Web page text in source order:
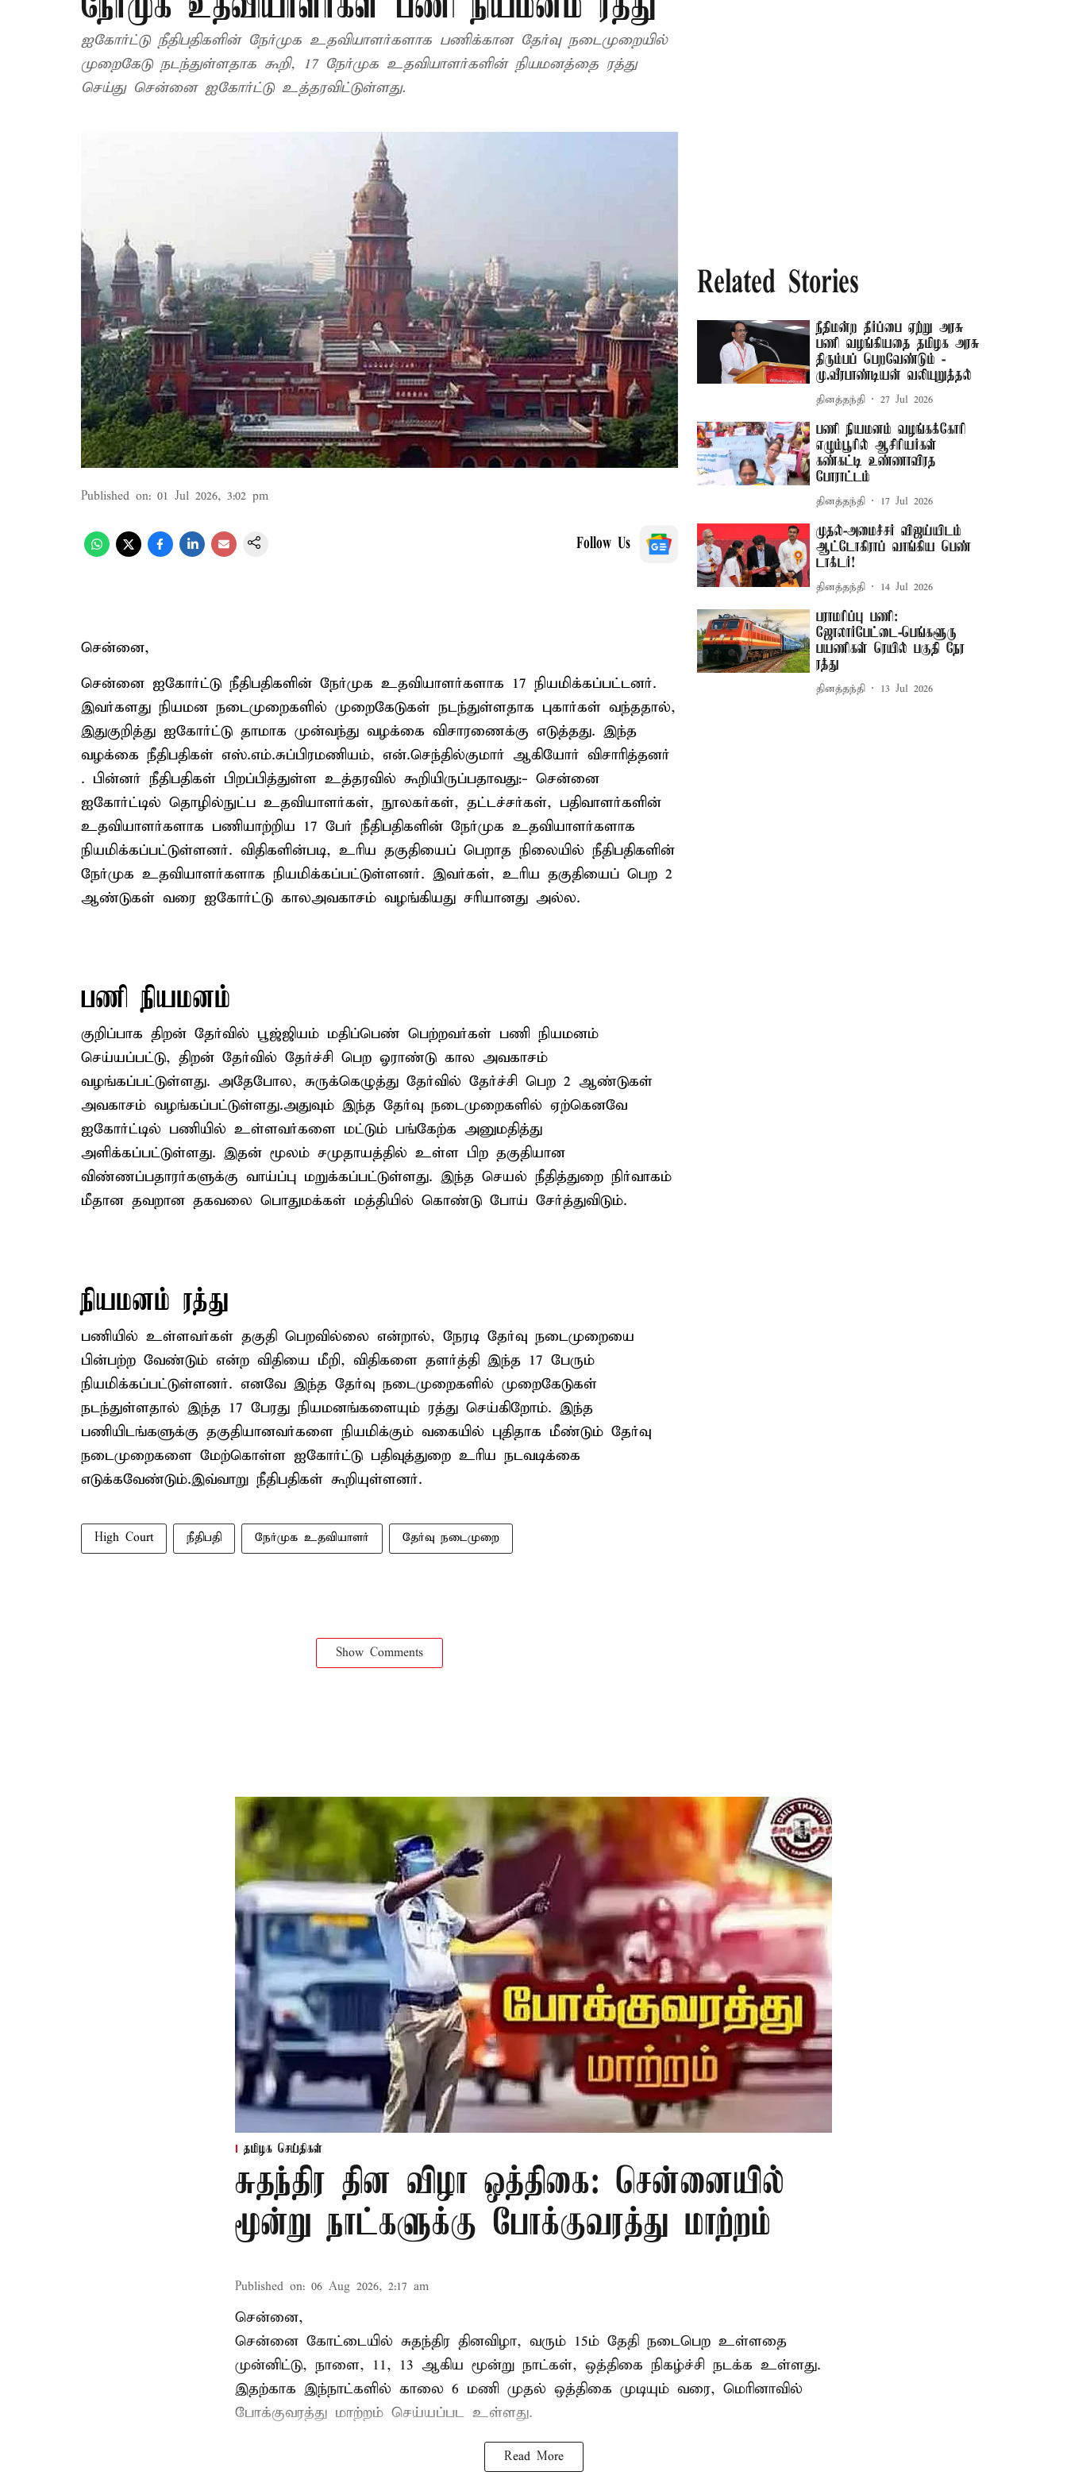
ஐகோர்ட்டு நீதிபதிகளின் நேர்முக உதவியாளர்களாக பணிக்கான தேர்வு நடைமுறையில்
முறைகேடு நடந்துள்ளதாக கூறி, 17 நேர்முக உதவியாளர்களின் நியமனத்தை ரத்து
செய்து சென்னை ஐகோர்ட்டு உத்தரவிட்டுள்ளது.
Published on: 01 Jul 2026, 3:02 pm
Follow Us
சென்னை,
சென்னை ஐகோர்ட்டு நீதிபதிகளின் நேர்முக உதவியாளர்களாக 17 நியமிக்கப்பட்டனர்.
இவர்களது நியமன நடைமுறைகளில் முறைகேடுகள் நடந்துள்ளதாக புகார்கள் வந்ததால்,
இதுகுறித்து ஐகோர்ட்டு தாமாக முன்வந்து வழக்கை விசாரணைக்கு எடுத்தது. இந்த
வழக்கை நீதிபதிகள் எஸ்.எம்.சுப்பிரமணியம், என்.செந்தில்குமார் ஆகியோர் விசாரித்தனர்
. பின்னர் நீதிபதிகள் பிறப்பித்துள்ள உத்தரவில் கூறியிருப்பதாவது:- சென்னை
ஐகோர்ட்டில் தொழில்நுட்ப உதவியாளர்கள், நூலகர்கள், தட்டச்சர்கள், பதிவாளர்களின்
உதவியாளர்களாக பணியாற்றிய 17 பேர் நீதிபதிகளின் நேர்முக உதவியாளர்களாக
நியமிக்கப்பட்டுள்ளனர். விதிகளின்படி, உரிய தகுதியைப் பெறாத நிலையில் நீதிபதிகளின்
நேர்முக உதவியாளர்களாக நியமிக்கப்பட்டுள்ளனர். இவர்கள், உரிய தகுதியைப் பெற 2
ஆண்டுகள் வரை ஐகோர்ட்டு காலஅவகாசம் வழங்கியது சரியானது அல்ல.
பணி நியமனம்
குறிப்பாக திறன் தேர்வில் பூஜ்ஜியம் மதிப்பெண் பெற்றவர்கள் பணி நியமனம்
செய்யப்பட்டு, திறன் தேர்வில் தேர்ச்சி பெற ஓராண்டு கால அவகாசம்
வழங்கப்பட்டுள்ளது. அதேபோல, சுருக்கெழுத்து தேர்வில் தேர்ச்சி பெற 2 ஆண்டுகள்
அவகாசம் வழங்கப்பட்டுள்ளது.அதுவும் இந்த தேர்வு நடைமுறைகளில் ஏற்கெனவே
ஐகோர்ட்டில் பணியில் உள்ளவர்களை மட்டும் பங்கேற்க அனுமதித்து
அளிக்கப்பட்டுள்ளது. இதன் மூலம் சமுதாயத்தில் உள்ள பிற தகுதியான
விண்ணப்பதாரர்களுக்கு வாய்ப்பு மறுக்கப்பட்டுள்ளது. இந்த செயல் நீதித்துறை நிர்வாகம்
மீதான தவறான தகவலை பொதுமக்கள் மத்தியில் கொண்டு போய் சேர்த்துவிடும்.
நியமனம் ரத்து
பணியில் உள்ளவர்கள் தகுதி பெறவில்லை என்றால், நேரடி தேர்வு நடைமுறையை
பின்பற்ற வேண்டும் என்ற விதியை மீறி, விதிகளை தளர்த்தி இந்த 17 பேரும்
நியமிக்கப்பட்டுள்ளனர். எனவே இந்த தேர்வு நடைமுறைகளில் முறைகேடுகள்
நடந்துள்ளதால் இந்த 17 பேரது நியமனங்களையும் ரத்து செய்கிறோம். இந்த
பணியிடங்களுக்கு தகுதியானவர்களை நியமிக்கும் வகையில் புதிதாக மீண்டும் தேர்வு
நடைமுறைகளை மேற்கொள்ள ஐகோர்ட்டு பதிவுத்துறை உரிய நடவடிக்கை
எடுக்கவேண்டும்.இவ்வாறு நீதிபதிகள் கூறியுள்ளனர்.
High Court நீதிபதி நேர்முக உதவியாளர் தேர்வு நடைமுறை
Show Comments
Related Stories
நீதிமன்ற தீர்ப்பை ஏற்று அரசு
பணி வழங்கியதை தமிழக அரசு
திரும்பப் பெறவேண்டும் -
மு.வீரபாண்டியன் வலியுறுத்தல்
தினத்தந்தி 27 Jul 2026
பணி நியமனம் வழங்கக்கோரி
எழும்பூரில் ஆசிரியர்கள்
கண்கட்டி உண்ணாவிரத
போராட்டம்
தினத்தந்தி 17 Jul 2026
முதல்-அமைச்சர் விஜய்யிடம்
ஆட்டோகிராப் வாங்கிய பெண்
டாக்டர்!
தினத்தந்தி 14 Jul 2026
பராமரிப்பு பணி:
ஜோலார்பேட்டை-பெங்களூரு
பயணிகள் ரெயில் பகுதி நேர
ரத்து
தினத்தந்தி 13 Jul 2026
தமிழக செய்திகள்
சுதந்திர தின விழா ஒத்திகை: சென்னையில்
மூன்று நாட்களுக்கு போக்குவரத்து மாற்றம்
Published on: 06 Aug 2026, 2:17 am
சென்னை,
சென்னை கோட்டையில் சுதந்திர தினவிழா, வரும் 15ம் தேதி நடைபெற உள்ளதை
முன்னிட்டு, நாளை, 11, 13 ஆகிய மூன்று நாட்கள், ஒத்திகை நிகழ்ச்சி நடக்க உள்ளது.
இதற்காக இந்நாட்களில் காலை 6 மணி முதல் ஒத்திகை முடியும் வரை, மெரினாவில்
போக்குவரத்து மாற்றம் செய்யப்பட உள்ளது.
Read More